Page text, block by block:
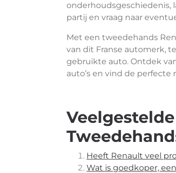
onderhoudsgeschiedenis,
partij en vraag naar
Met een tweedehands
van dit Franse automerk,
gebruikte auto. Ontdek
auto’s en vind de
Heeft Renault veel
Wat is goedkoper,